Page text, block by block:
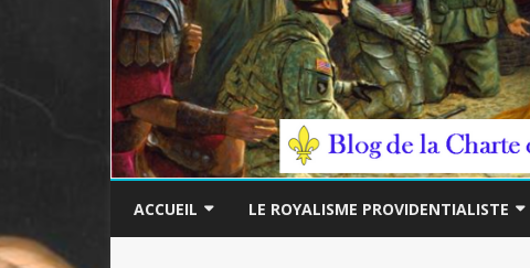
ACCUEIL LE ROYALISME PROVIDENTIALISTE